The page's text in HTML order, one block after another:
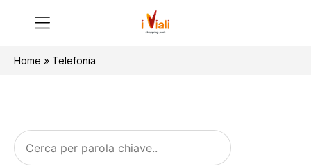
Home » Telefonia